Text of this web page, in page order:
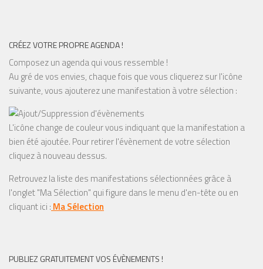
CRÉEZ VOTRE PROPRE AGENDA !
Composez un agenda qui vous ressemble !
Au gré de vos envies, chaque fois que vous cliquerez sur l'icône
suivante, vous ajouterez une manifestation à votre sélection :
L'icône change de couleur vous indiquant que la manifestation a
bien été ajoutée. Pour retirer l'évènement de votre sélection
cliquez à nouveau dessus.
Retrouvez la liste des manifestations sélectionnées grâce à
l'onglet "Ma Sélection" qui figure dans le menu d'en-tête ou en
cliquant ici : Ma Sélection
PUBLIEZ GRATUITEMENT VOS ÉVÈNEMENTS !